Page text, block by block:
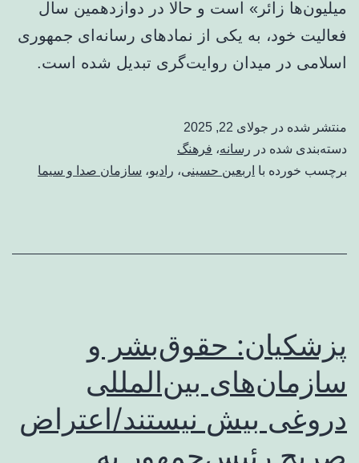
میلیون‌ها زائر» است و حالا در دوازدهمین سال
فعالیت خود، به یکی از نمادهای رسانه‌ای جمهوری
اسلامی در میدان روایت‌گری تبدیل شده است.
منتشر شده در جولای 22, 2025
دسته‌بندی شده در رسانه، فرهنگ
برچسب خورده با اربعین حسینی، رادیو، سازمان صدا و سیما
پزشکیان: حقوق‌بشر و
سازمان‌های بین‌المللی
دروغی بیش نیستند/اعتراض
صریح رئیس‌جمهور به